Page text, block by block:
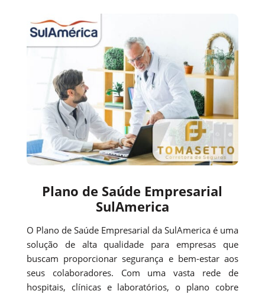
Plano de Saúde Empresarial
SulAmerica
O Plano de Saúde Empresarial da SulAmerica é uma
solução de alta qualidade para empresas que
buscam proporcionar segurança e bem-estar aos
seus colaboradores. Com uma vasta rede de
hospitais, clínicas e laboratórios, o plano cobre